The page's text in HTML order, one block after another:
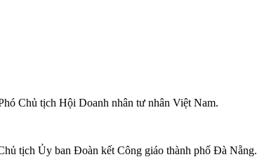
Chủ tịch Hội Doanh nhân tư nhân Việt Nam.
tịch Ủy ban Đoàn kết Công giáo thành phố Đà Nẵng.